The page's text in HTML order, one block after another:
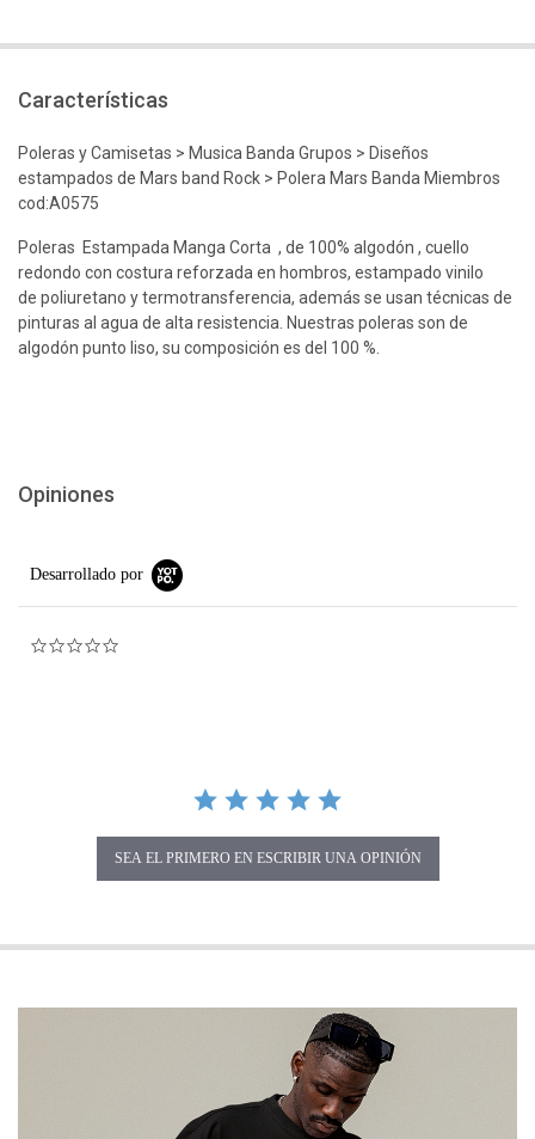
Características
Poleras y Camisetas > Musica Banda Grupos > Diseños
estampados de Mars band Rock > Polera Mars Banda Miembros
cod:A0575
Poleras Estampada Manga Corta , de 100% algodón , cuello
redondo con costura reforzada en hombros, estampado vinilo
de poliuretano y termotransferencia, además se usan técnicas de
pinturas al agua de alta resistencia. Nuestras poleras son de
algodón punto liso, su composición es del 100 %.
Opiniones
Desarrollado por
SEA EL PRIMERO EN ESCRIBIR UNA OPINIÓN